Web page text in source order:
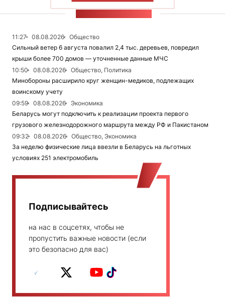
11:27 08.08.2026
Общество
Сильный ветер 6 августа повалил 2,4 тыс. деревьев, повредил
крыши более 700 домов — уточненные данные МЧС
10:50
08.08.2026
Общество, Политика
Минобороны расширило круг женщин-медиков, подлежащих
воинскому учету
09:59
08.08.2026
Экономика
Беларусь могут подключить к реализации проекта первого
грузового железнодорожного маршрута между РФ и Пакистаном
09:32
08.08.2026
Общество, Экономика
За неделю физические лица ввезли в Беларусь на льготных
условиях 251 электромобиль
Подписывайтесь
на нас в соцсетях, чтобы не
пропустить важные новости (если
это безопасно для вас)